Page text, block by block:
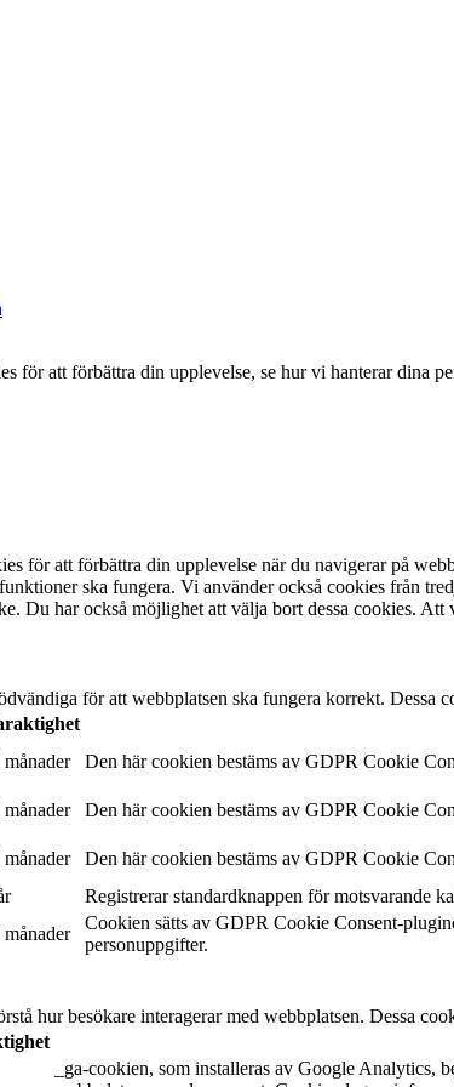
för att förbättra din upplevelse, se hur vi hanterar dina
för att förbättra din upplevelse när du navigerar på
ska fungera. Vi använder också cookies från
Du har också möjlighet att välja bort dessa cookies.
för att webbplatsen ska fungera korrekt.
månader
Den här cookien bestäms av GDPR Cookie
månader
Den här cookien bestäms av GDPR Cookie
månader
Den här cookien bestäms av GDPR Cookie
Registrerar standardknappen för motsvarande
månader
Cookien sätts av GDPR Cookie Consent-
personuppgifter.
hur besökare interagerar med webbplatsen. Dessa
_ga-cookien, som installeras av Google Analytics,